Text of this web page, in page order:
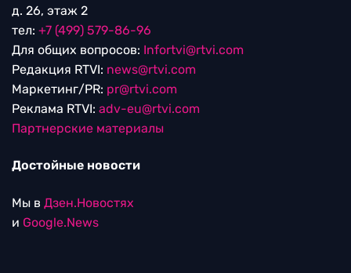
д. 26, этаж 2
тел: +7 (499) 579-86-96
Для общих вопросов: Infortvi@rtvi.com
Редакция RTVI: news@rtvi.com
Маркетинг/PR: pr@rtvi.com
Реклама RTVI: adv-eu@rtvi.com
Партнерские материалы
Достойные новости
Мы в Дзен.Новостях
и Google.News